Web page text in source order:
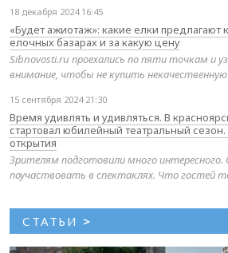
18 декабря 2024 16:45
«Будет ажиотаж»: какие елки предлагают
елочных базарах и за какую цену
Sibnovosti.ru проехались по пяти точкам и
внимание, чтобы не купить
15 сентября 2024 21:30
Время удивлять и удивляться. В
стартовал юбилейный театральный
открытия
Зрителям подготовили много
поучаствовать в спектаклях. Что гостей
СТАТЬИ >